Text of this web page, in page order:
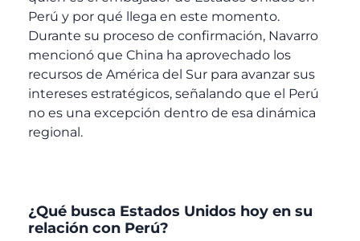
Perú y por qué llega en este momento.
Durante su proceso de confirmación, Navarro
mencionó que China ha aprovechado los
recursos de América del Sur para avanzar sus
intereses estratégicos, señalando que el Perú
no es una excepción dentro de esa dinámica
regional.
¿Qué busca Estados Unidos hoy en su
relación con Perú?